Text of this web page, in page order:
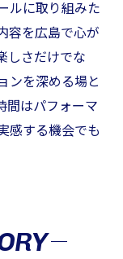
ルに取り組みた
容を広島で心が
しさだけでな
ンを深める場と
間はパフォーマ
感する機会でも